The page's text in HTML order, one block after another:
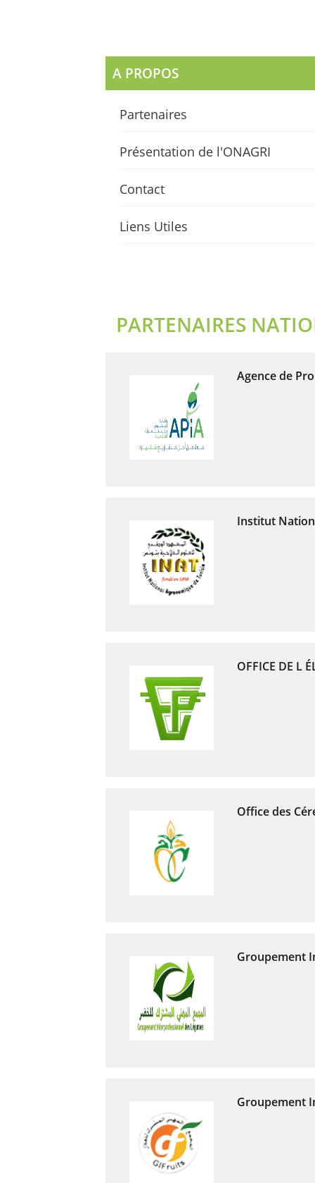
A PROPOS
Partenaires
Présentation de l'ONAGRI
Contact
Liens Utiles
PARTENAIRES
Agence de
Institut
OFFICE DE L
Office des
Groupement
Groupement